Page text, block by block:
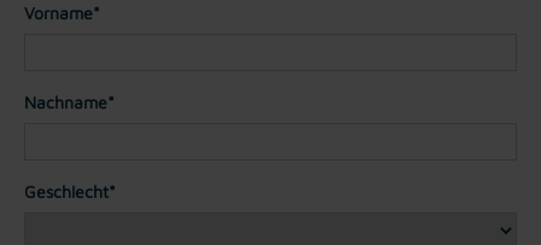
Vorname*
Nachname*
Geschlecht*